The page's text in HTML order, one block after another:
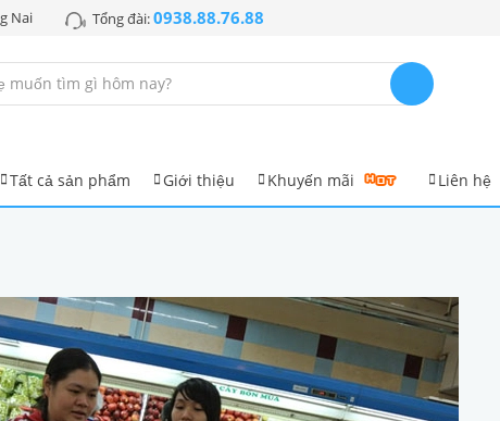
Nai Tổng đài:0938.88.76.88
Tất cả sản phẩm Giới thiệu Khuyến mãi Liên hệ